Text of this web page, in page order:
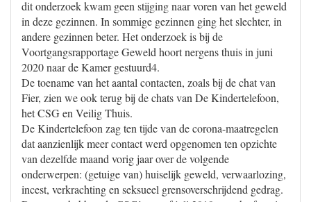
dit onderzoek kwam geen stijging naar voren van het geweld
in deze gezinnen. In sommige gezinnen ging het slechter, in
andere gezinnen beter. Het onderzoek is bij de
Voortgangsrapportage Geweld hoort nergens thuis in juni
2020 naar de Kamer gestuurd4.
De toename van het aantal contacten, zoals bij de chat van
Fier, zien we ook terug bij de chats van De Kindertelefoon,
het CSG en Veilig Thuis.
De Kindertelefoon zag ten tijde van de corona-maatregelen
dat aanzienlijk meer contact werd opgenomen ten opzichte
van dezelfde maand vorig jaar over de volgende
onderwerpen: (getuige van) huiselijk geweld, verwaarlozing,
incest, verkrachting en seksueel grensoverschrijdend gedrag.